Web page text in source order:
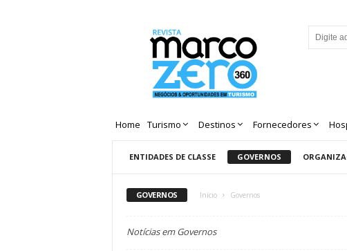
Home Turismo Destinos Fornecedores
ENTIDADES DE CLASSE GOVERNOS
GOVERNOS Início Governos
Notícias em Governos